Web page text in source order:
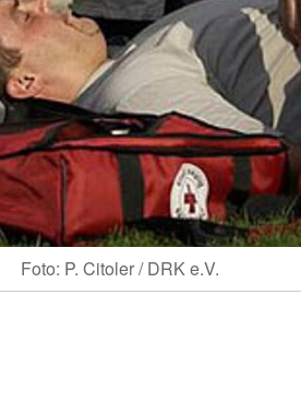
Foto: P. Citoler / DRK e.V.